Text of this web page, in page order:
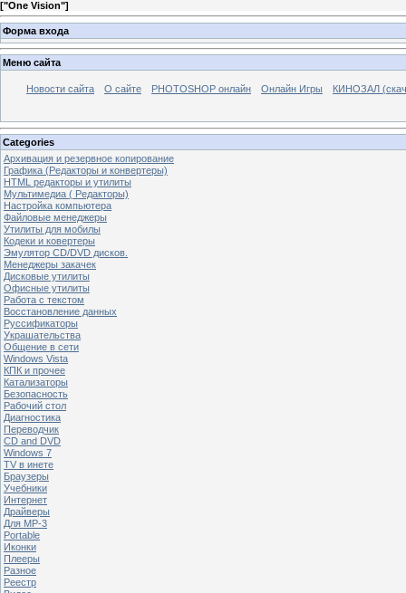
["One Vision"]
Форма входа
Меню сайта
Новости сайта О сайте PHOTOSHOP онлайн Онлайн Игры КИНОЗАЛ
Categories
Архивация и резервное копирование
Графика (Редакторы и конвертеры)
HTML редакторы и утилиты
Мультимедиа ( Редакторы)
Настройка компьютера
Файловые менеджеры
Утилиты для мобилы
Кодеки и ковертеры
Эмулятор CD/DVD дисков.
Менеджеры закачек
Дисковые утилиты
Офисные утилиты
Работа с текстом
Восстановление данных
Руссификаторы
Украшательства
Общение в сети
Windows Vista
КПК и прочее
Катализаторы
Безопасность
Рабочий стол
Диагностика
Переводчик
CD and DVD
Windows 7
TV в инете
Браузеры
Учебники
Интернет
Драйверы
Для MP-3
Portable
Иконки
Плееры
Разное
Реестр